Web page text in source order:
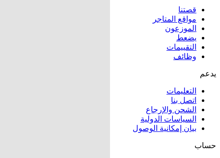
قصتنا
مواقع المتاجر
الموزعون
يضعط
التقييمات
وظائف
يدعم
التعليمات
اتصل بنا
الشحن والإرجاع
السياسات الدولية
بيان إمكانية الوصول
حساب